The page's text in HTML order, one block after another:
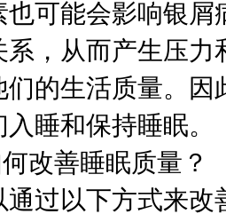
可能会影响银
系，从而产生压
们的生活质量。
睡和保持睡眠。
改善睡眠质量？
过以下方式来改